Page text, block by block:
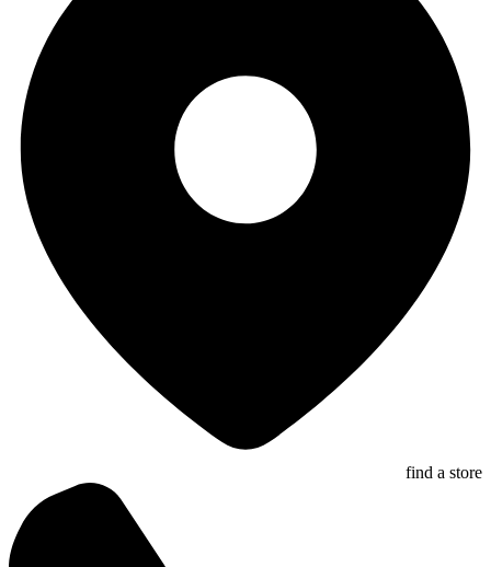
find a store